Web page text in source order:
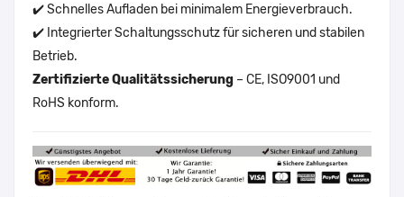
✔️ Schnelles Aufladen bei minimalem Energieverbrauch.
✔️ Integrierter Schaltungsschutz für sicheren und stabilen
Betrieb.
Zertifizierte Qualitätssicherung – CE, ISO9001 und
RoHS konform.